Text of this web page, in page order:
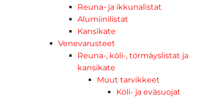
Reuna- ja ikkunalistat
Alumiinilistat
Kansikate
Venevarusteet
Reuna-, köli-, törmäyslistat ja
kansikate
Muut tarvikkeet
Köli- ja eväsuojat